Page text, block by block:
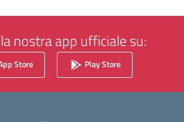
nostra app ufficiale su:
Store Play Store